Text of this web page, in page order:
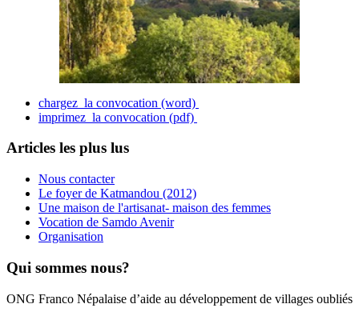
chargez la convocation (word)
imprimez la convocation (pdf)
Articles les plus lus
Nous contacter
Le foyer de Katmandou (2012)
Une maison de l'artisanat- maison des femmes
Vocation de Samdo Avenir
Organisation
Qui sommes nous?
ONG Franco Népalaise d’aide au développement de villages oubliés